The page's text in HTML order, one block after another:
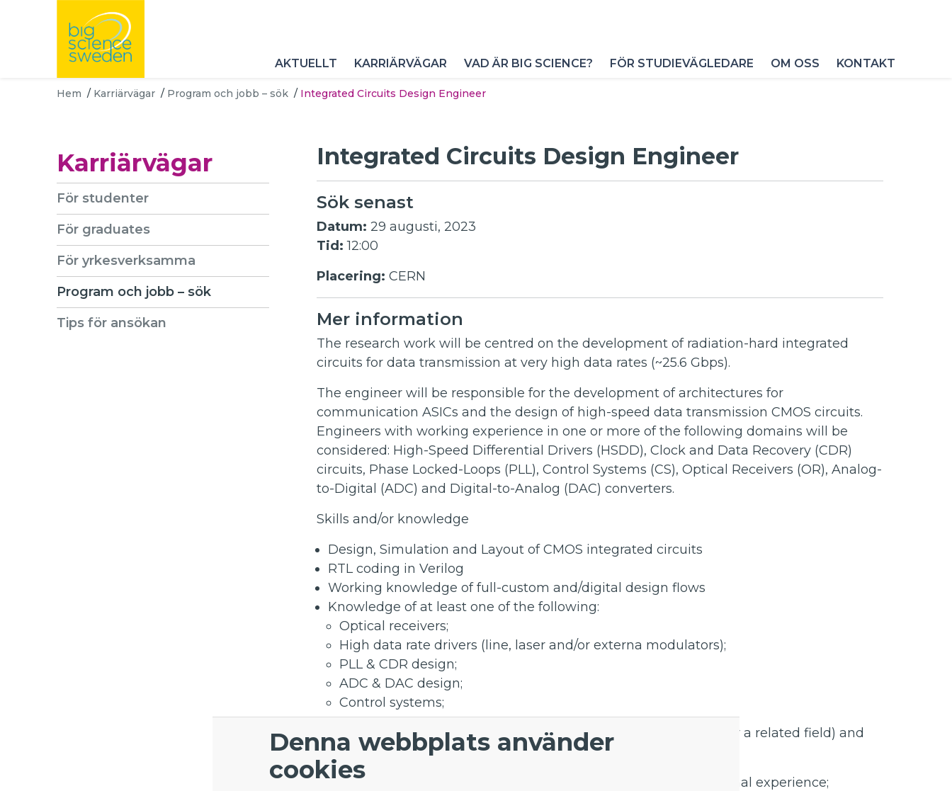
Denna webbplats använder
cookies
AKTUELLT KARRIÄRVÄGAR VAD ÄR BIG SCIENCE? FÖR STUDIEVÄGLEDARE OM OSS KONTAKT
Hem / Karriärvägar / Program och jobb – sök / Integrated Circuits Design Engineer
Karriärvägar
För studenter
För graduates
För yrkesverksamma
Program och jobb – sök
Tips för ansökan
Integrated Circuits Design Engineer
Sök senast
Datum: 29 augusti, 2023
Tid: 12:00
Placering: CERN
Mer information
The research work will be centred on the development of radiation-hard integrated
circuits for data transmission at very high data rates (~25.6 Gbps).
The engineer will be responsible for the development of architectures for
communication ASICs and the design of high-speed data transmission CMOS circuits.
Engineers with working experience in one or more of the following domains will be
considered: High-Speed Differential Drivers (HSDD), Clock and Data Recovery (CDR)
circuits, Phase Locked-Loops (PLL), Control Systems (CS), Optical Receivers (OR), Analog-
to-Digital (ADC) and Digital-to-Analog (DAC) converters.
Skills and/or knowledge
Design, Simulation and Layout of CMOS integrated circuits
RTL coding in Verilog
Working knowledge of full-custom and/digital design flows
Knowledge of at least one of the following:
Optical receivers;
High data rate drivers (line, laser and/or externa modulators);
PLL & CDR design;
ADC & DAC design;
Control systems;
You have a professional background in Electronics Engineering (or a related field) and
have either:
a Master's degree with 2 to 6 years of post-graduation professional experience;